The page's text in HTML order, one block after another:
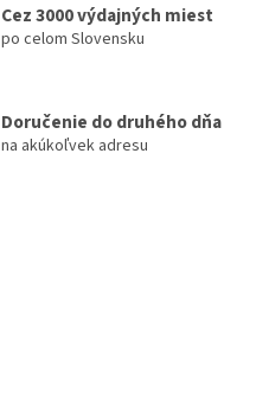
Cez 3000 výdajných miest
po celom Slovensku
Doručenie do druhého dňa
na akúkoľvek adresu